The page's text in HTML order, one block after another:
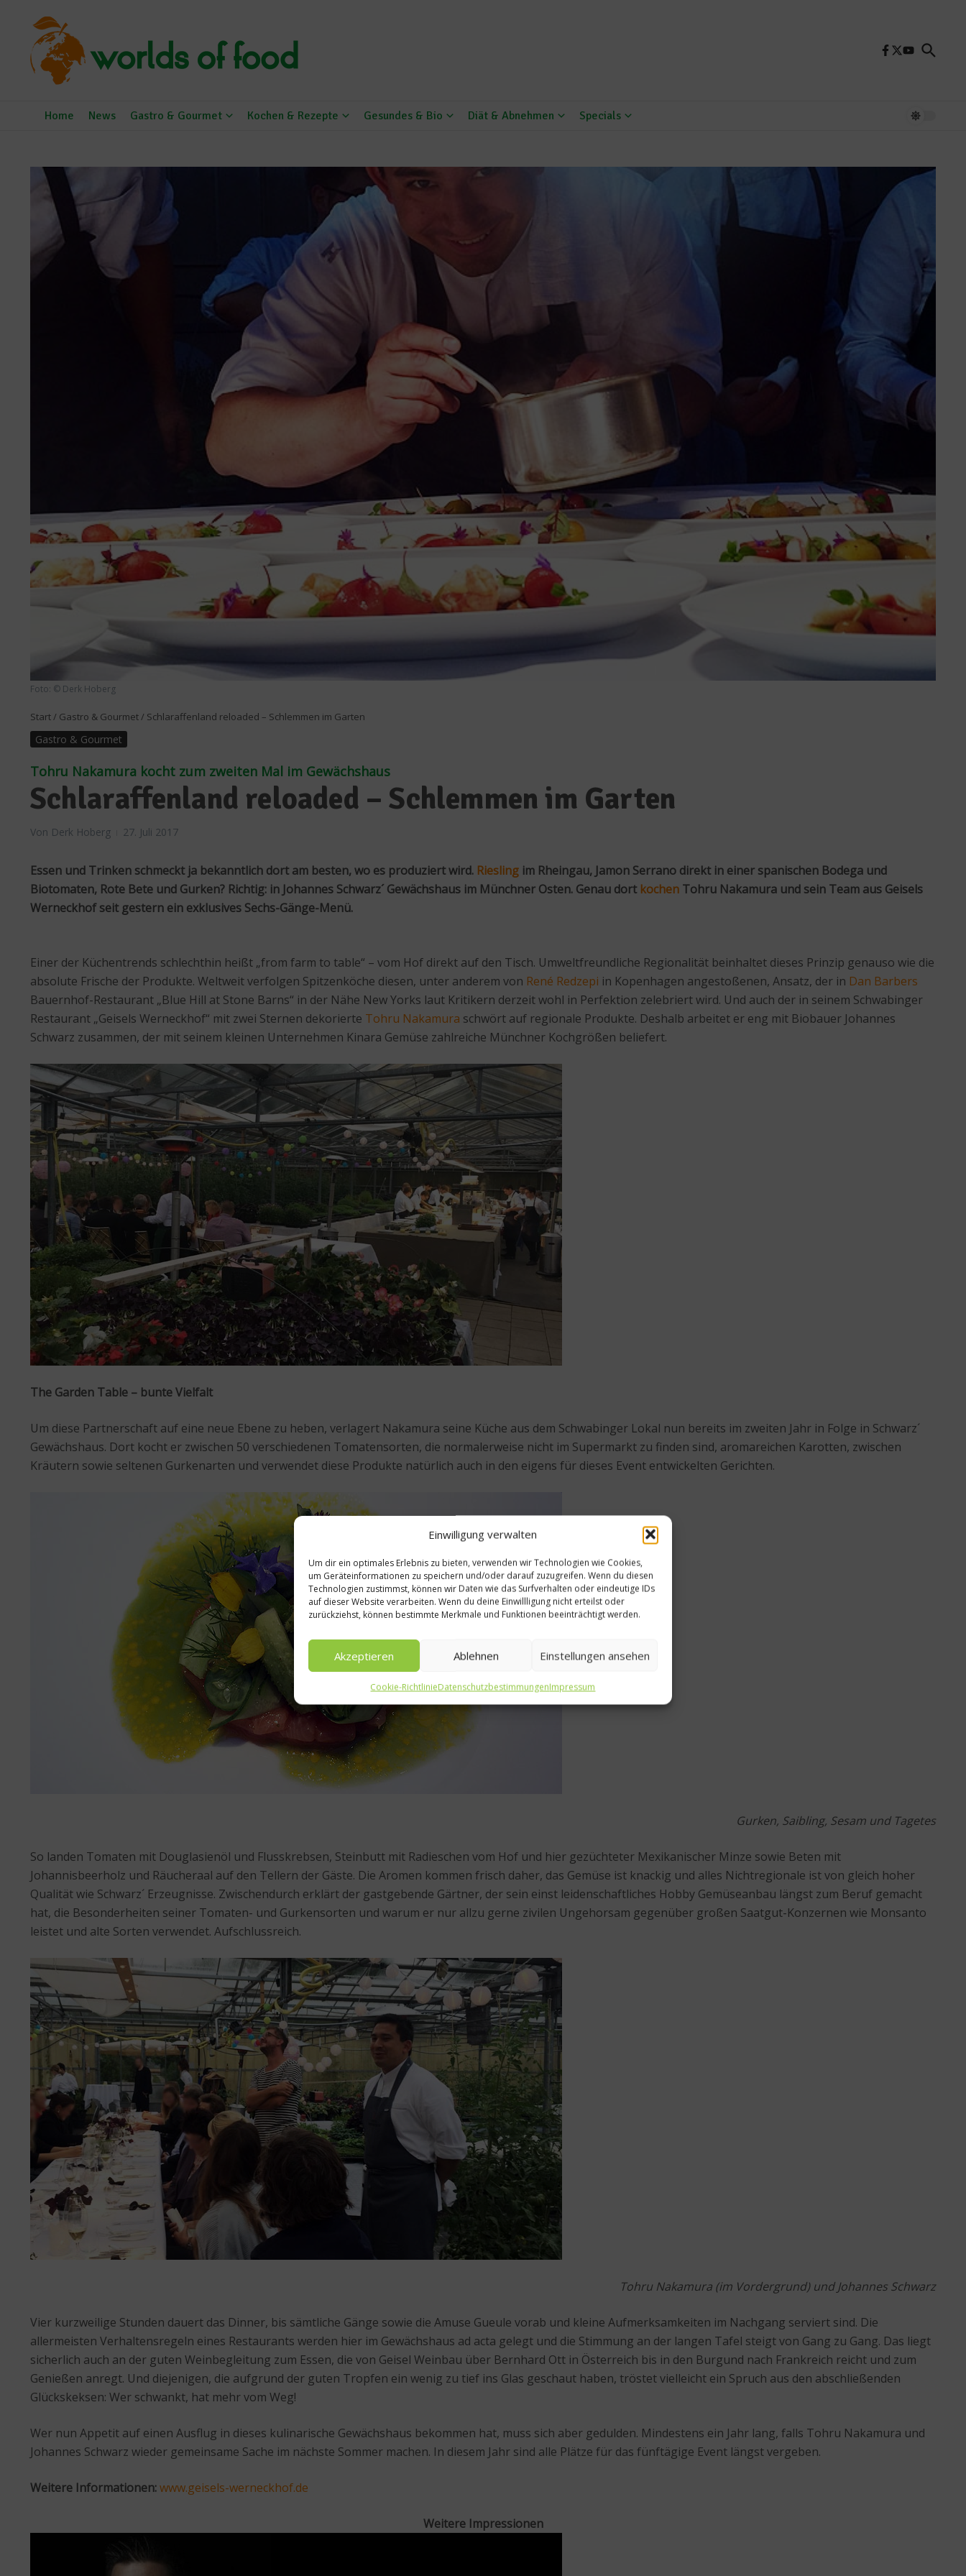
Einwilligung verwalten
Um dir ein optimales Erlebnis zu bieten, verwenden wir Technologien wie Cookies,
um Geräteinformationen zu speichern und/oder darauf zuzugreifen. Wenn du diesen
Technologien zustimmst, können wir Daten wie das Surfverhalten oder eindeutige IDs
auf dieser Website verarbeiten. Wenn du deine Einwillligung nicht erteilst oder
zurückziehst, können bestimmte Merkmale und Funktionen beeinträchtigt werden.
Akzeptieren Ablehnen Einstellungen ansehen
Cookie-RichtlinieDatenschutzbestimmungenImpressum
Home News Gastro & Gourmet Kochen & Rezepte Gesundes & Bio Diät & Abnehmen Specials
Foto: © Derk Hoberg
Start/ Gastro & Gourmet/ Schlaraffenland reloaded – Schlemmen im Garten
Gastro & Gourmet
Tohru Nakamura kocht zum zweiten Mal im Gewächshaus
Schlaraffenland reloaded – Schlemmen im Garten
Von Derk Hoberg 27. Juli 2017
Essen und Trinken schmeckt ja bekanntlich dort am besten, wo es produziert wird. Riesling im Rheingau, Jamon Serrano direkt in einer spanischen Bodega und
Biotomaten, Rote Bete und Gurken? Richtig: in Johannes Schwarz´ Gewächshaus im Münchner Osten. Genau dort kochen Tohru Nakamura und sein Team aus Geisels
Werneckhof seit gestern ein exklusives Sechs-Gänge-Menü.
Einer der Küchentrends schlechthin heißt „from farm to table“ – vom Hof direkt auf den Tisch. Umweltfreundliche Regionalität beinhaltet dieses Prinzip genauso wie die
absolute Frische der Produkte. Weltweit verfolgen Spitzenköche diesen, unter anderem von René Redzepi in Kopenhagen angestoßenen, Ansatz, der in Dan Barbers
Bauernhof-Restaurant „Blue Hill at Stone Barns“ in der Nähe New Yorks laut Kritikern derzeit wohl in Perfektion zelebriert wird. Und auch der in seinem Schwabinger
Restaurant „Geisels Werneckhof“ mit zwei Sternen dekorierte Tohru Nakamura schwört auf regionale Produkte. Deshalb arbeitet er eng mit Biobauer Johannes
Schwarz zusammen, der mit seinem kleinen Unternehmen Kinara Gemüse zahlreiche Münchner Kochgrößen beliefert.
The Garden Table – bunte Vielfalt
Um diese Partnerschaft auf eine neue Ebene zu heben, verlagert Nakamura seine Küche aus dem Schwabinger Lokal nun bereits im zweiten Jahr in Folge in Schwarz´
Gewächshaus. Dort kocht er zwischen 50 verschiedenen Tomatensorten, die normalerweise nicht im Supermarkt zu finden sind, aromareichen Karotten, zwischen
Kräutern sowie seltenen Gurkenarten und verwendet diese Produkte natürlich auch in den eigens für dieses Event entwickelten Gerichten.
Gurken, Saibling, Sesam und Tagetes
So landen Tomaten mit Douglasienöl und Flusskrebsen, Steinbutt mit Radieschen vom Hof und hier gezüchteter Mexikanischer Minze sowie Beten mit
Johannisbeerholz und Räucheraal auf den Tellern der Gäste. Die Aromen kommen frisch daher, das Gemüse ist knackig und alles Nichtregionale ist von gleich hoher
Qualität wie Schwarz´ Erzeugnisse. Zwischendurch erklärt der gastgebende Gärtner, der sein einst leidenschaftliches Hobby Gemüseanbau längst zum Beruf gemacht
hat, die Besonderheiten seiner Tomaten- und Gurkensorten und warum er nur allzu gerne zivilen Ungehorsam gegenüber großen Saatgut-Konzernen wie Monsanto
leistet und alte Sorten verwendet. Aufschlussreich.
Tohru Nakamura (im Vordergrund) und Johannes Schwarz
Vier kurzweilige Stunden dauert das Dinner, bis sämtliche Gänge sowie die Amuse Gueule vorab und kleine Aufmerksamkeiten im Nachgang serviert sind. Die
allermeisten Verhaltensregeln eines Restaurants werden hier im Gewächshaus ad acta gelegt und die Stimmung an der langen Tafel steigt von Gang zu Gang. Das liegt
sicherlich auch an der guten Weinbegleitung zum Essen, die von Geisel Weinbau über Bernhard Ott in Österreich bis in den Burgund nach Frankreich reicht und zum
Genießen anregt. Und diejenigen, die aufgrund der guten Tropfen ein wenig zu tief ins Glas geschaut haben, tröstet vielleicht ein Spruch aus den abschließenden
Glückskeksen: Wer schwankt, hat mehr vom Weg!
Wer nun Appetit auf einen Ausflug in dieses kulinarische Gewächshaus bekommen hat, muss sich aber gedulden. Mindestens ein Jahr lang, falls Tohru Nakamura und
Johannes Schwarz wieder gemeinsame Sache im nächste Sommer machen. In diesem Jahr sind alle Plätze für das fünftägige Event längst vergeben.
Weitere Informationen:www.geisels-werneckhof.de
Weitere Impressionen